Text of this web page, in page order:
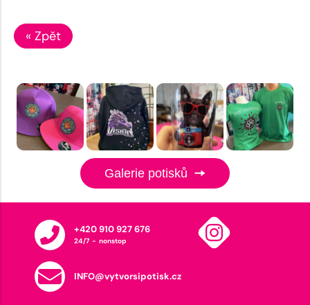
« Zpět
Galerie potisků
+420 910 927 676
24/7 - nonstop
INFO@vytvorsipotisk.cz